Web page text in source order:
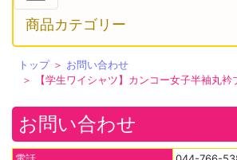
商品カテゴリー
トップ＞ お問い合わせ
＞ 【学生ワイシャツ】カンコー女子半袖丸衿
お問い合わせ